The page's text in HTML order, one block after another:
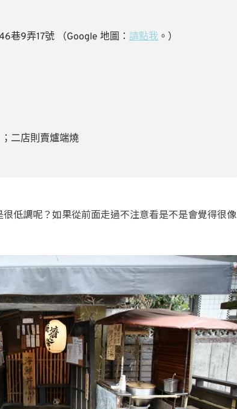
巷9弄17號 （Google 地圖： 請點我 。）
二店則賣爐端燒
低調呢？如果從前面走過不注意看是不是會覺得很像